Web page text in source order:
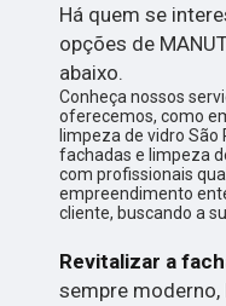
Há quem se
opções de
abaixo.
Conheça nossos
oferecemos, como
limpeza de vidro São
fachadas e limpeza
com profissionais
empreendimento
cliente, buscando a
Revitalizar a
sempre